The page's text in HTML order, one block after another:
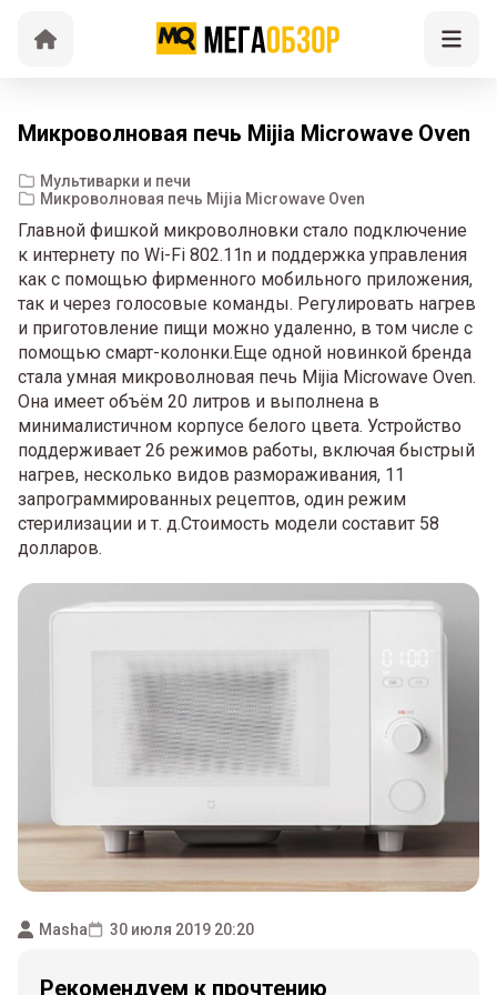
Микроволновая печь Mijia Microwave Oven
Мультиварки и печи
Микроволновая печь Mijia Microwave Oven
Главной фишкой микроволновки стало подключение
к интернету по Wi-Fi 802.11n и поддержка управления
как с помощью фирменного мобильного приложения,
так и через голосовые команды. Регулировать нагрев
и приготовление пищи можно удаленно, в том числе с
помощью смарт-колонки.Еще одной новинкой бренда
стала умная микроволновая печь Mijia Microwave Oven.
Она имеет объём 20 литров и выполнена в
минималистичном корпусе белого цвета. Устройство
поддерживает 26 режимов работы, включая быстрый
нагрев, несколько видов размораживания, 11
запрограммированных рецептов, один режим
стерилизации и т. д.Стоимость модели составит 58
долларов.
Masha 30 июля 2019 20:20
Рекомендуем к прочтению